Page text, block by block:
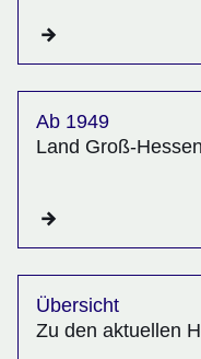
Ab 1949
Land Groß-
Übersicht
Zu den aktuellen